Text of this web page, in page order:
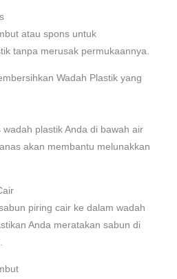
atau spons untuk
tanpa merusak permukaannya.
Wadah Plastik yang
plastik Anda di bawah air
akan membantu melunakkan
piring cair ke dalam wadah
Anda meratakan sabun di